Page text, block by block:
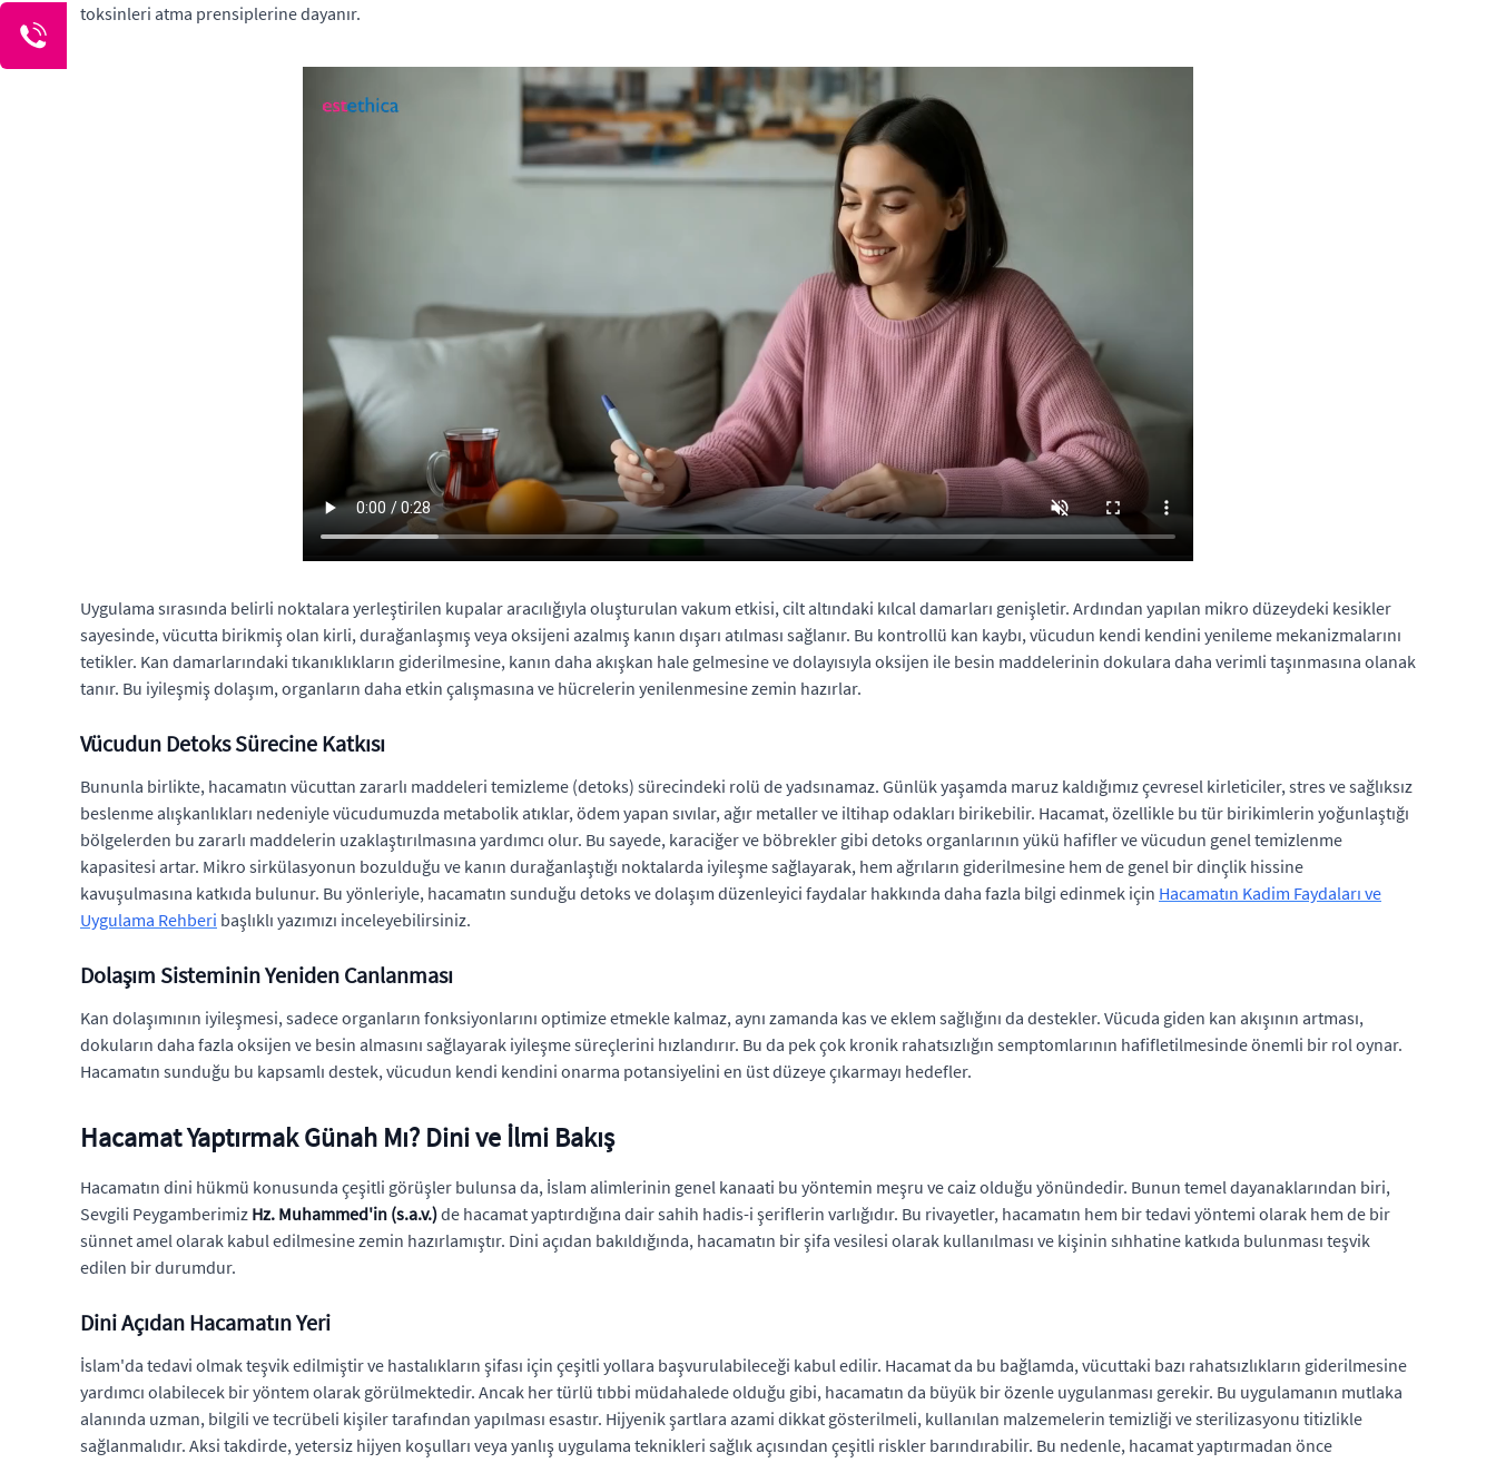
toksinleri atma prensiplerine dayanır.
Uygulama sırasında belirli noktalara yerleştirilen kupalar aracılığıyla oluşturulan vakum etkisi, cilt altındaki kılcal damarları genişletir. Ardından yapılan mikro düzeydeki kesikler
sayesinde, vücutta birikmiş olan kirli, durağanlaşmış veya oksijeni azalmış kanın dışarı atılması sağlanır. Bu kontrollü kan kaybı, vücudun kendi kendini yenileme mekanizmalarını
tetikler. Kan damarlarındaki tıkanıklıkların giderilmesine, kanın daha akışkan hale gelmesine ve dolayısıyla oksijen ile besin maddelerinin dokulara daha verimli taşınmasına olanak
tanır. Bu iyileşmiş dolaşım, organların daha etkin çalışmasına ve hücrelerin yenilenmesine zemin hazırlar.
Vücudun Detoks Sürecine Katkısı
Bununla birlikte, hacamatın vücuttan zararlı maddeleri temizleme (detoks) sürecindeki rolü de yadsınamaz. Günlük yaşamda maruz kaldığımız çevresel kirleticiler, stres ve sağlıksız
beslenme alışkanlıkları nedeniyle vücudumuzda metabolik atıklar, ödem yapan sıvılar, ağır metaller ve iltihap odakları birikebilir. Hacamat, özellikle bu tür birikimlerin yoğunlaştığı
bölgelerden bu zararlı maddelerin uzaklaştırılmasına yardımcı olur. Bu sayede, karaciğer ve böbrekler gibi detoks organlarının yükü hafifler ve vücudun genel temizlenme
kapasitesi artar. Mikro sirkülasyonun bozulduğu ve kanın durağanlaştığı noktalarda iyileşme sağlayarak, hem ağrıların giderilmesine hem de genel bir dinçlik hissine
kavuşulmasına katkıda bulunur. Bu yönleriyle, hacamatın sunduğu detoks ve dolaşım düzenleyici faydalar hakkında daha fazla bilgi edinmek için Hacamatın Kadim Faydaları ve
Uygulama Rehberi başlıklı yazımızı inceleyebilirsiniz.
Dolaşım Sisteminin Yeniden Canlanması
Kan dolaşımının iyileşmesi, sadece organların fonksiyonlarını optimize etmekle kalmaz, aynı zamanda kas ve eklem sağlığını da destekler. Vücuda giden kan akışının artması,
dokuların daha fazla oksijen ve besin almasını sağlayarak iyileşme süreçlerini hızlandırır. Bu da pek çok kronik rahatsızlığın semptomlarının hafifletilmesinde önemli bir rol oynar.
Hacamatın sunduğu bu kapsamlı destek, vücudun kendi kendini onarma potansiyelini en üst düzeye çıkarmayı hedefler.
Hacamat Yaptırmak Günah Mı? Dini ve İlmi Bakış
Hacamatın dini hükmü konusunda çeşitli görüşler bulunsa da, İslam alimlerinin genel kanaati bu yöntemin meşru ve caiz olduğu yönündedir. Bunun temel dayanaklarından biri,
Sevgili Peygamberimiz Hz. Muhammed'in (s.a.v.)de hacamat yaptırdığına dair sahih hadis-i şeriflerin varlığıdır. Bu rivayetler, hacamatın hem bir tedavi yöntemi olarak hem de bir
sünnet amel olarak kabul edilmesine zemin hazırlamıştır. Dini açıdan bakıldığında, hacamatın bir şifa vesilesi olarak kullanılması ve kişinin sıhhatine katkıda bulunması teşvik
edilen bir durumdur.
Dini Açıdan Hacamatın Yeri
İslam'da tedavi olmak teşvik edilmiştir ve hastalıkların şifası için çeşitli yollara başvurulabileceği kabul edilir. Hacamat da bu bağlamda, vücuttaki bazı rahatsızlıkların giderilmesine
yardımcı olabilecek bir yöntem olarak görülmektedir. Ancak her türlü tıbbi müdahalede olduğu gibi, hacamatın da büyük bir özenle uygulanması gerekir. Bu uygulamanın mutlaka
alanında uzman, bilgili ve tecrübeli kişiler tarafından yapılması esastır. Hijyenik şartlara azami dikkat gösterilmeli, kullanılan malzemelerin temizliği ve sterilizasyonu titizlikle
sağlanmalıdır. Aksi takdirde, yetersiz hijyen koşulları veya yanlış uygulama teknikleri sağlık açısından çeşitli riskler barındırabilir. Bu nedenle, hacamat yaptırmadan önce